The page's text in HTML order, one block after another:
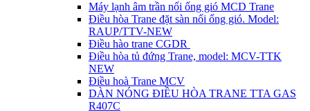
Máy lạnh âm trần nối ống gió MCD Trane
Điều hòa Trane đặt sàn nối ống gió. Model:
RAUP/TTV-NEW
Điều hào trane CGDR
Điều hòa tủ đứng Trane, model: MCV-TTK
NEW
Điều hoà Trane MCV
DÀN NÓNG ĐIỀU HÒA TRANE TTA GAS
R407C